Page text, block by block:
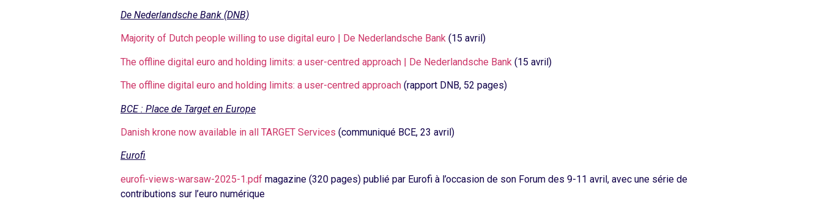
De Nederlandsche Bank (DNB)
Majority of Dutch people willing to use digital euro | De Nederlandsche Bank (15 avril)
The offline digital euro and holding limits: a user-centred approach | De Nederlandsche Bank (15 avril)
The offline digital euro and holding limits: a user-centred approach (rapport DNB, 52 pages)
BCE : Place de Target en Europe
Danish krone now available in all TARGET Services (communiqué BCE, 23 avril)
Eurofi
eurofi-views-warsaw-2025-1.pdf magazine (320 pages) publié par Eurofi à l’occasion de son Forum des 9-11 avril, avec une série de
contributions sur l’euro numérique